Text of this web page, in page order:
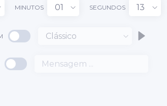
MINUTOS 01 SEGUNDOS 13
Clássico